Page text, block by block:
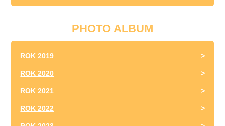
PHOTO ALBUM
ROK 2019
ROK 2020
ROK 2021
ROK 2022